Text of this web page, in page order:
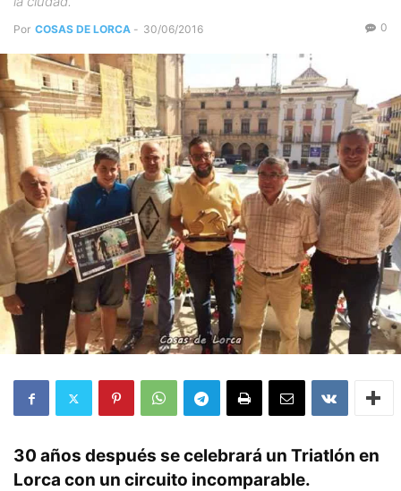
Por COSAS DE LORCA - 30/06/2016 0
30 años después se celebrará un Triatlón en
Lorca con un circuito incomparable.